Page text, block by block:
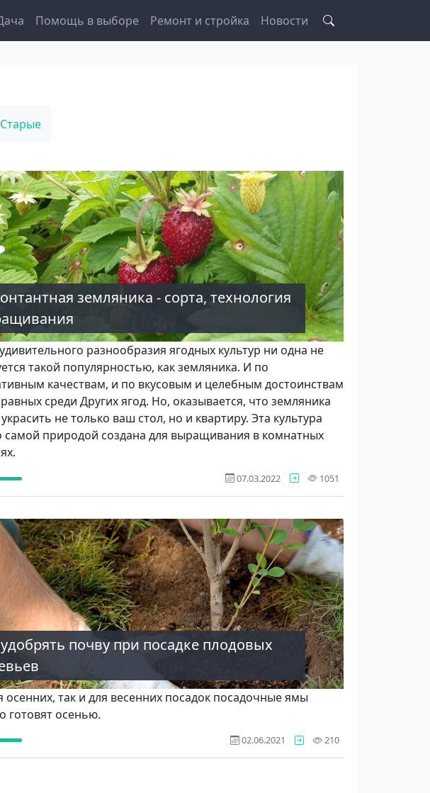
Помощь в выборе Ремонт и стройка Новости
Старые
земляника - сорта, технология
разнообразия ягодных культур ни одна не
такой популярностью, как земляника. И по
качествам, и по вку­совым и целебным достоинствам
среди Других ягод. Но, оказы­вается, что земляника
не только ваш стол, но и квартиру. Эта культура
самой природой создана для выращивания в комнатных
07.03.2022 1051
почву при посадке плодовых
осенних, так и для весенних посадок посадочные ямы
готовят осенью.
02.06.2021 210просмотров